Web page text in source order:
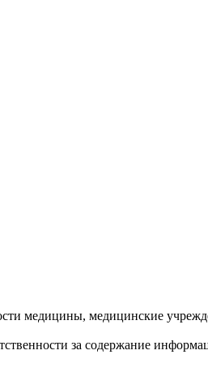
за содержание